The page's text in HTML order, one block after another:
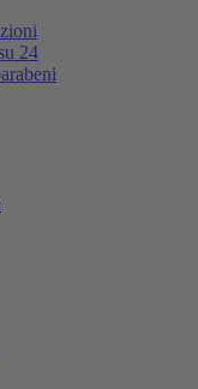
24